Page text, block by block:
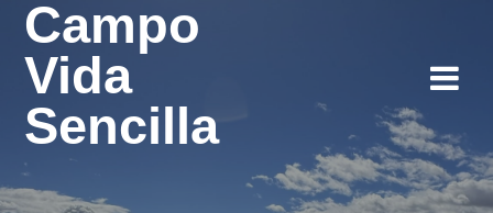
Campo
Vida
Sencilla